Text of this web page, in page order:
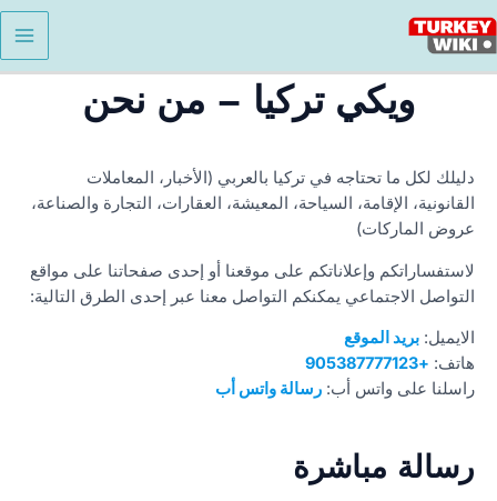
إلى
ويكي تركيا – من نحن
دليلك لكل ما تحتاجه في تركيا بالعربي (الأخبار، المعاملات
القانونية، الإقامة، السياحة، المعيشة، العقارات، التجارة والصناعة،
عروض الماركات)
لاستفساراتكم وإعلاناتكم على موقعنا أو إحدى صفحاتنا على مواقع
التواصل الاجتماعي يمكنكم التواصل معنا عبر إحدى الطرق التالية:
الايميل: بريد الموقع
هاتف: +905387777123
راسلنا على واتس أب: رسالة واتس أب
رسالة مباشرة